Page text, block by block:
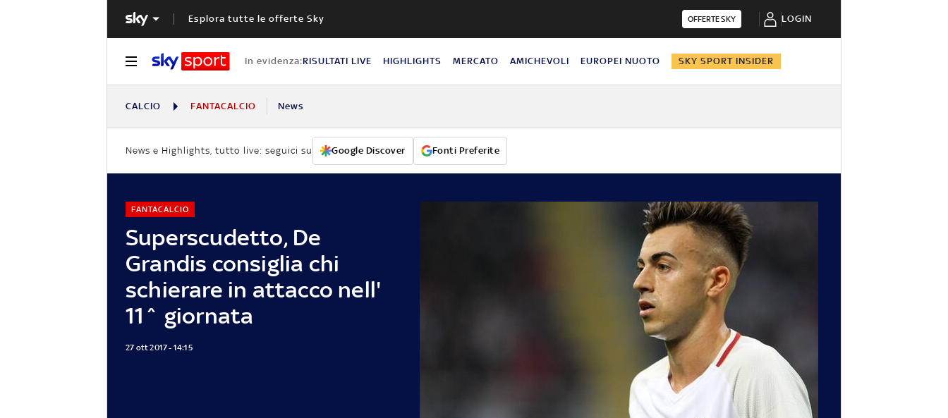
Esplora tutte le offerte Sky OFFERTE SKY LOGIN
In evidenza:RISULTATI LIVE HIGHLIGHTS MERCATO AMICHEVOLI EUROPEI NUOTO SKY SPORT INSIDER
CALCIO FANTACALCIO News
News e Highlights, tutto live: seguici su Google Discover Fonti Preferite
Superscudetto, De
Grandis consiglia chi
schierare in attacco nell'
11^ giornata
FANTACALCIO
27 ott 2017 - 14:15